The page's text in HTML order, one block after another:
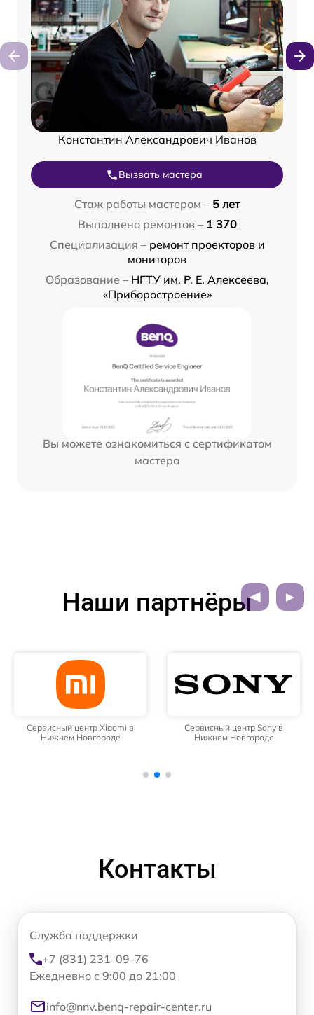
Константин Александрович Иванов
Вызвать мастера
Стаж работы мастером – 5 лет
Выполнено ремонтов – 1 370
Специализация – ремонт проекторов и
мониторов
Образование – НГТУ им. Р. Е. Алексеева,
«Приборостроение»
Вы можете ознакомиться с сертификатом
мастера
Наши партнёры
Сервисный центр Xiaomi в
Нижнем Новгороде
Сервисный центр Sony в
Нижнем Новгороде
Контакты
Служба поддержки
+7 (831) 231-09-76
Ежедневно с 9:00 до 21:00
info@nnv.benq-repair-center.ru